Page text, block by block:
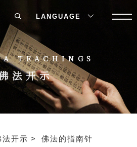
TEACHINGS
法开示
法开示 佛法的指南针
LANGUAGE